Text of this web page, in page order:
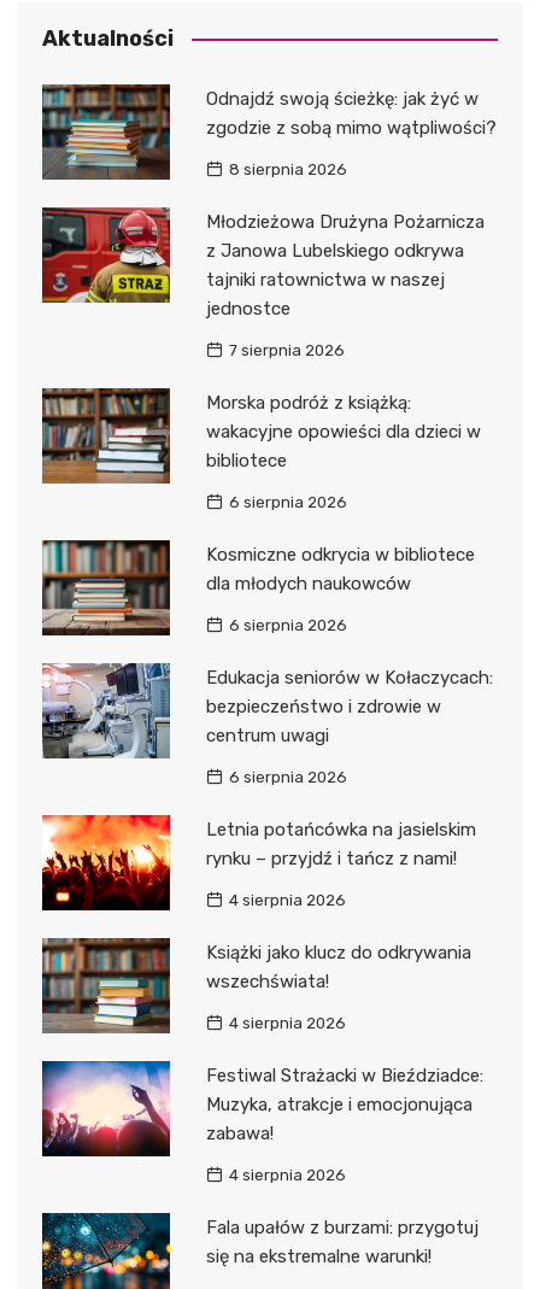
Aktualności
Odnajdź swoją ścieżkę: jak żyć w
zgodzie z sobą mimo wątpliwości?
8 sierpnia 2026
Młodzieżowa Drużyna Pożarnicza
z Janowa Lubelskiego odkrywa
tajniki ratownictwa w naszej
jednostce
7 sierpnia 2026
Morska podróż z książką:
wakacyjne opowieści dla dzieci w
bibliotece
6 sierpnia 2026
Kosmiczne odkrycia w bibliotece
dla młodych naukowców
6 sierpnia 2026
Edukacja seniorów w Kołaczycach:
bezpieczeństwo i zdrowie w
centrum uwagi
6 sierpnia 2026
Letnia potańcówka na jasielskim
rynku – przyjdź i tańcz z nami!
4 sierpnia 2026
Książki jako klucz do odkrywania
wszechświata!
4 sierpnia 2026
Festiwal Strażacki w Bieździadce:
Muzyka, atrakcje i emocjonująca
zabawa!
4 sierpnia 2026
Fala upałów z burzami: przygotuj
się na ekstremalne warunki!